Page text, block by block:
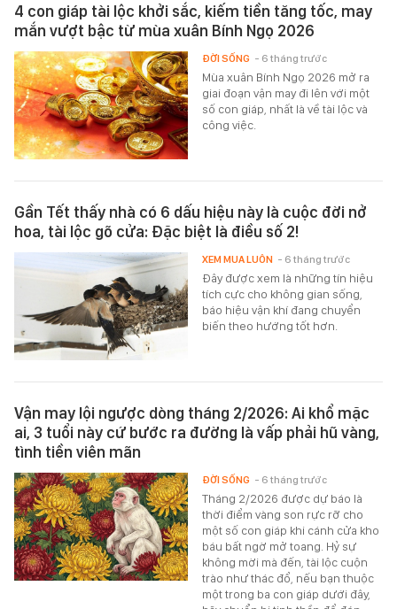
4 con giáp tài lộc khởi sắc, kiếm tiền tăng tốc, may
mắn vượt bậc từ mùa xuân Bính Ngọ 2026
Mùa xuân Bính Ngọ 2026 mở ra
giai đoạn vận may đi lên với một
số con giáp, nhất là về tài lộc và
công việc.
ĐỜI SỐNG - 6 tháng trước
Gần Tết thấy nhà có 6 dấu hiệu này là cuộc đời nở
hoa, tài lộc gõ cửa: Đặc biệt là điều số 2!
Đây được xem là những tín hiệu
tích cực cho không gian sống,
báo hiệu vận khí đang chuyển
biến theo hướng tốt hơn.
XEM MUA LUÔN - 6 tháng trước
Vận may lội ngược dòng tháng 2/2026: Ai khổ mặc
ai, 3 tuổi này cứ bước ra đường là vấp phải hũ vàng,
tình tiền viên mãn
Tháng 2/2026 được dự báo là
thời điểm vàng son rực rỡ cho
một số con giáp khi cánh cửa kho
báu bất ngờ mở toang. Hỷ sự
không mời mà đến, tài lộc cuộn
trào như thác đổ, nếu bạn thuộc
một trong ba con giáp dưới đây,
ĐỜI SỐNG - 6 tháng trước